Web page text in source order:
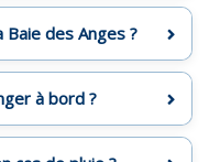
des Anges ?
à bord ?